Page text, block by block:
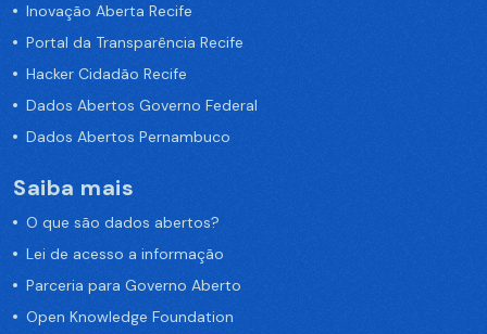
Inovação Aberta Recife
Portal da Transparência Recife
Hacker Cidadão Recife
Dados Abertos Governo Federal
Dados Abertos Pernambuco
Saiba mais
O que são dados abertos?
Lei de acesso a informação
Parceria para Governo Aberto
Open Knowledge Foundation